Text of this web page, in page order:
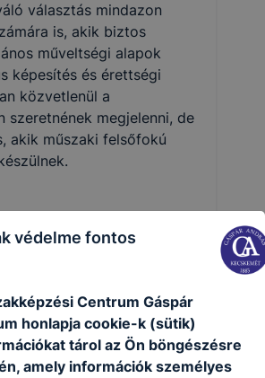
választás mindazon
is, akik biztos
műveltségi alapok
képesítés és érettségi
közvetlenül a
szeretnének megjelenni, de
akik műszaki felsőfokú
jó kommunikációs
szervezési és irányítási
RENDELKEZŐ
védelme fontos
Centrum Gáspár
honlapja cookie-k (sütik)
tárol az Ön böngészésre
amely információk személyes